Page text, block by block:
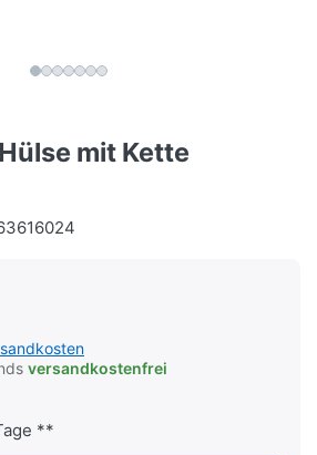
mit Kette
versandkostenfrei
**